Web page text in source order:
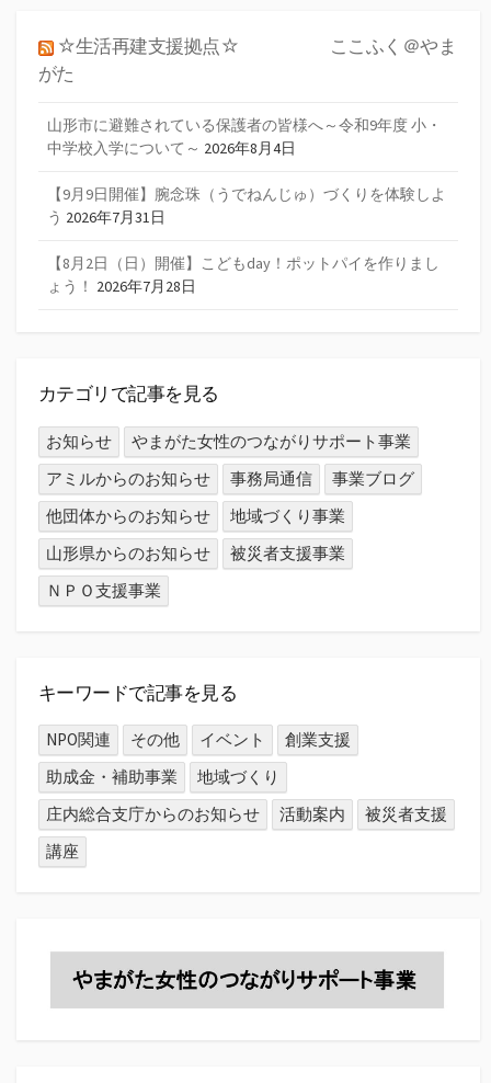
☆生活再建支援拠点☆ ここふく＠やま
がた
山形市に避難されている保護者の皆様へ～令和9年度 小・
中学校入学について～ 2026年8月4日
【9月9日開催】腕念珠（うでねんじゅ）づくりを体験しよ
う 2026年7月31日
【8月2日（日）開催】こどもday！ポットパイを作りまし
ょう！ 2026年7月28日
カテゴリで記事を見る
お知らせ
やまがた女性のつながりサポート事業
アミルからのお知らせ
事務局通信
事業ブログ
他団体からのお知らせ
地域づくり事業
山形県からのお知らせ
被災者支援事業
ＮＰＯ支援事業
キーワードで記事を見る
NPO関連 その他 イベント
創業支援
助成金・補助事業
地域づくり
庄内総合支庁からのお知らせ
活動案内
被災者支援
講座